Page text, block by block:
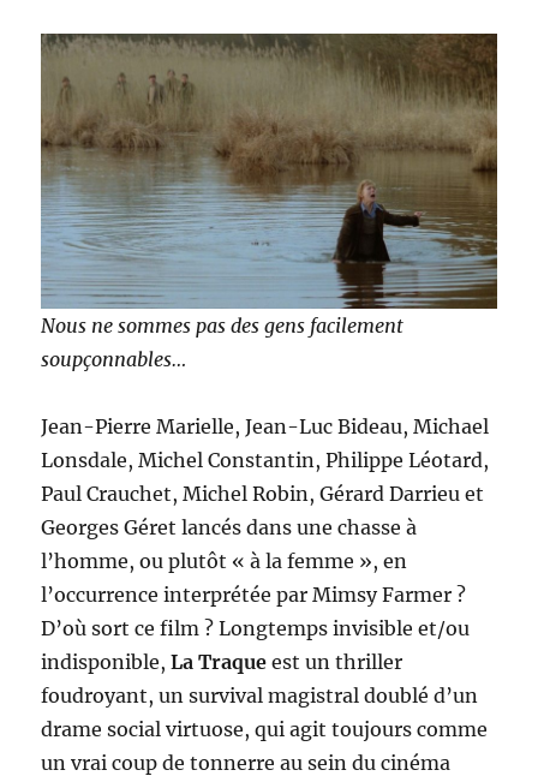
Nous ne sommes pas des gens facilement
soupçonnables…
Jean-Pierre Marielle, Jean-Luc Bideau, Michael
Lonsdale, Michel Constantin, Philippe Léotard,
Paul Crauchet, Michel Robin, Gérard Darrieu et
Georges Géret lancés dans une chasse à
l’homme, ou plutôt « à la femme », en
l’occurrence interprétée par Mimsy Farmer ?
D’où sort ce film ? Longtemps invisible et/ou
indisponible,La Traque est un thriller
foudroyant, un survival magistral doublé d’un
drame social virtuose, qui agit toujours comme
un vrai coup de tonnerre au sein du cinéma